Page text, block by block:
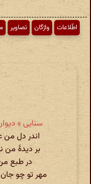
اطّلاعات واژگان تصاویر
سنایی »
اندر دل
بر دیدهٔ
در طبع
مهر تو چو